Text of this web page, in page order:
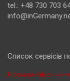
tel.: +48 730 703
Cписок сервісів
Новини Німеччини